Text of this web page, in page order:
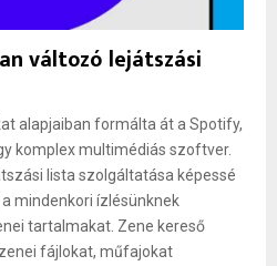
változó lejátszási
alapjaiban formálta át a Spotify,
komplex multimédiás szoftver.
lista szolgáltatása képessé
mindenkori ízlésünknek
tartalmakat. Zene kereső
fájlokat, műfajokat